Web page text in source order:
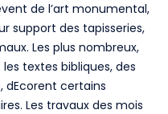
de l’art monumental,
support des tapisseries,
Les plus nombreux,
textes bibliques, des
dEcorent certains
Les travaux des mois